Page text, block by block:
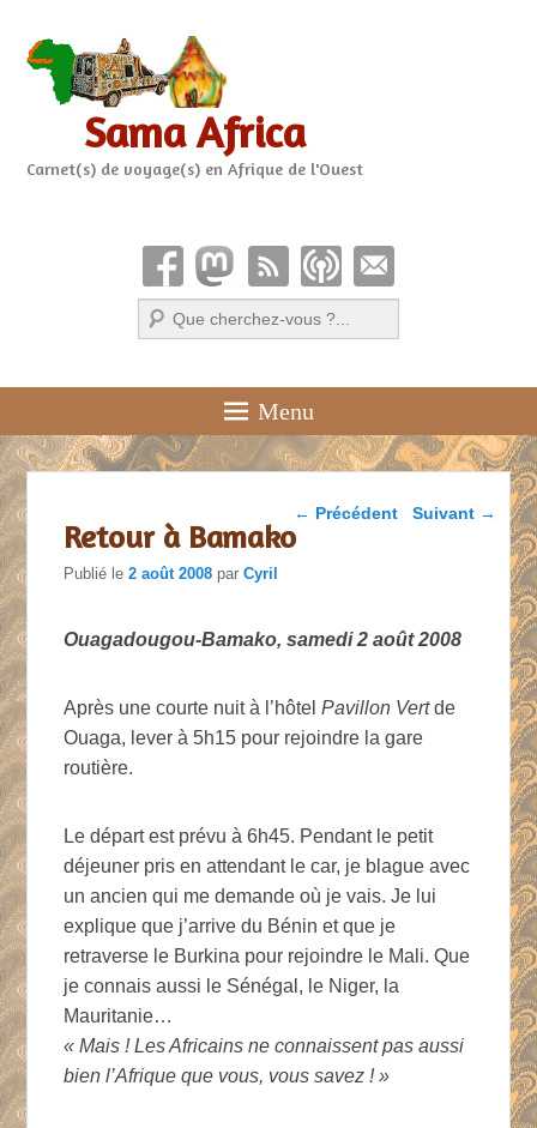
Sama Africa
Carnet(s) de voyage(s) en Afrique de l'Ouest
Recherche
Menu
Parcourir les articles
← Précédent Suivant →
Retour à Bamako
Publié le2 août 2008 parCyril
Ouagadougou-Bamako, samedi 2 août 2008
Après une courte nuit à l’hôtelPavillon Vertde
Ouaga, lever à 5h15 pour rejoindre la gare
routière.
Le départ est prévu à 6h45. Pendant le petit
déjeuner pris en attendant le car, je blague avec
un ancien qui me demande où je vais. Je lui
explique que j’arrive du Bénin et que je
retraverse le Burkina pour rejoindre le Mali. Que
je connais aussi le Sénégal, le Niger, la
Mauritanie…
« Mais ! Les Africains ne connaissent pas aussi
bien l’Afrique que vous, vous savez ! »